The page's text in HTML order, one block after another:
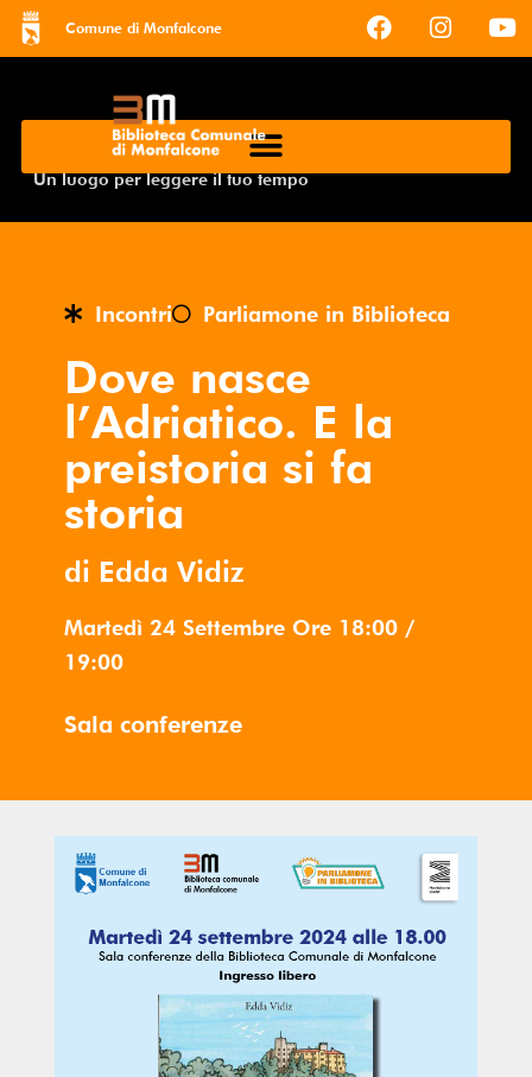
Comune di Monfalcone
Un luogo per leggere il tuo tempo
Incontri Parliamone in Biblioteca
Dove nasce
l’Adriatico. E la
preistoria si fa
storia
di Edda Vidiz
Martedì 24 Settembre Ore 18:00 /
19:00
Sala conferenze